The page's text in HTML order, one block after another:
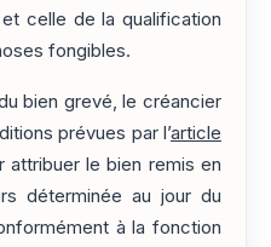
celle de la qualification
fongibles.
bien grevé, le créancier
prévues par l’article
attribuer le bien remis en
déterminée au jour du
à la fonction